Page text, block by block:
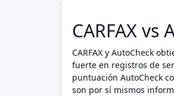
CARFAX
CARFAX y AutoCheck
fuerte en registros de
puntuación AutoCheck
son por sí mismos